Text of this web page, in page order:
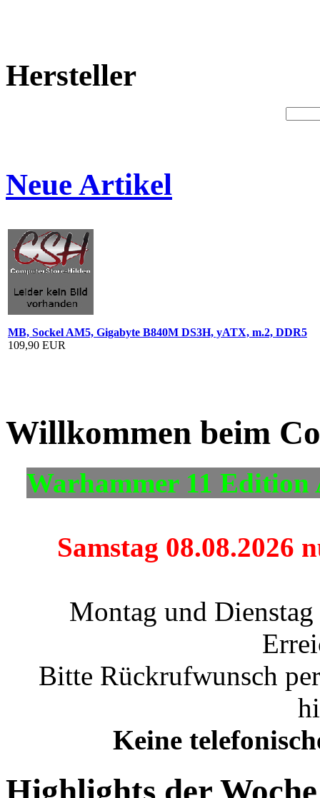
Hersteller
Neue Artikel
MB, Sockel AM5, Gigabyte B840M DS3H, yATX, m.2, DDR5
109,90 EUR
Willkommen beim
Warhammer 11
Samstag 08.08.2026
Montag und
Bitte Rückrufwunsch
Keine